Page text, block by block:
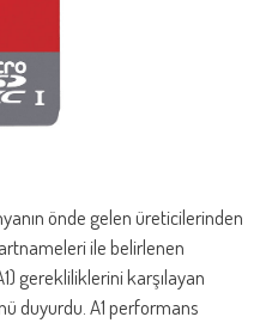
önde gelen üreticilerinden
ile belirlenen
gerekliliklerini karşılayan
duyurdu. A1 performans